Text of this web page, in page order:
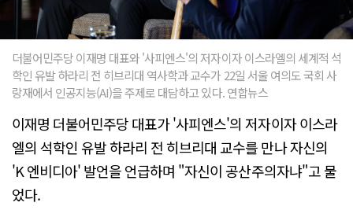
더불어민주당 이재명 대표와 '사피엔스'의 저자이자 이스라엘의 세계적 석
학인 유발 하라리 전 히브리대 역사학과 교수가 22일 서울 여의도 국회 사
랑재에서 인공지능(AI)을 주제로 대담하고 있다. 연합뉴스
이재명 더불어민주당 대표가 '사피엔스'의 저자이자 이스라
엘의 석학인 유발 하라리 전 히브리대 교수를 만나 자신의
'K 엔비디아' 발언을 언급하며 "자신이 공산주의자냐"고 물
었다.